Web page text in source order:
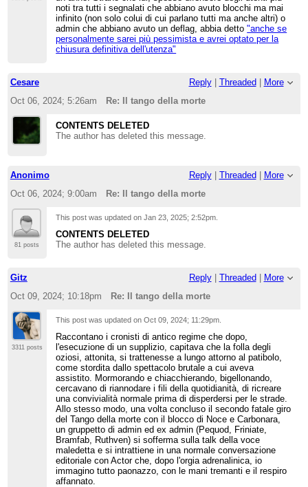
noti tra tutti i segnalati che abbiano avuto blocchi ma mai
infinito (non solo colui di cui parlano tutti ma anche altri) o
admin che abbiano avuto un deflag, abbia detto"anche se
personalmente sarei più pessimista e avrei optato per la
chiusura definitiva dell'utenza"
Cesare Reply| Threaded
More
Oct 06, 2024; 5:26am
Re: Il tango della morte
CONTENTS DELETED
The author has deleted this message.
Anonimo Reply| Threaded
More
Oct 06, 2024; 9:00am
Re: Il tango della morte
81 posts
This post was updated onJan 23, 2025; 2:52pm
CONTENTS DELETED
The author has deleted this message.
Gitz Reply| Threaded
More
Oct 09, 2024; 10:18pm
Re: Il tango della morte
3311 posts
This post was updated onOct 09, 2024; 11:29pm
Raccontano i cronisti di antico regime che dopo,
l'esecuzione di un supplizio, capitava che la folla degli
oziosi, attonita, si trattenesse a lungo attorno al patibolo,
come stordita dallo spettacolo brutale a cui aveva
assistito. Mormorando e chiacchierando, bigellonando,
cercavano di riannodare i fili della quotidianità, di ricreare
una convivialità normale prima di disperdersi per le strade.
Allo stesso modo, una volta concluso il secondo fatale giro
del Tango della morte con il blocco di Noce e Carbonara,
un gruppetto di admin ed ex admin (Pequod, Friniate,
Bramfab, Ruthven) si sofferma sulla talk della voce
maledetta e si intrattiene in una normale conversazione
editoriale con Actor che, dopo l'orgia adrenalinica, io
immagino tutto paonazzo, con le mani tremanti e il respiro
affannato.